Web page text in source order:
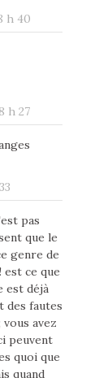
h 40
h 27
pas
que le
genre de
est ce que
est déjà
des fautes
vous avez
peuvent
quoi que
quand